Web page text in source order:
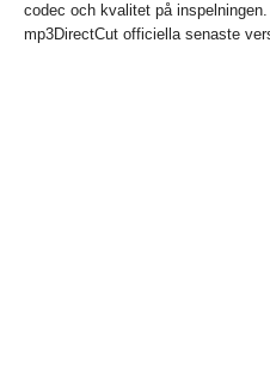
codec och kvalitet på
mp3DirectCut officiella senaste